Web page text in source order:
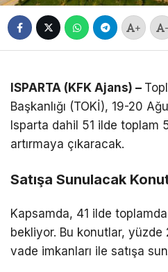
+ -
ISPARTA (KFK Ajans) –
Başkanlığı (TOKİ), 19-20
Isparta dahil 51 ilde toplam
artırmaya çıkaracak.
Satışa Sunulacak
Kapsamda, 41 ilde toplamda
bekliyor. Bu konutlar,
vade imkanları ile satışa